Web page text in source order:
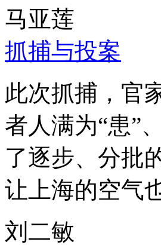
马亚莲
抓捕与投案
此次抓捕，官
者人满为“患”
了逐步、分批
让上海的空气
刘二敏